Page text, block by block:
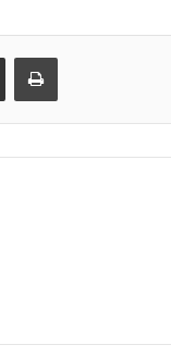
E-Posta ile paylaş Yazdır